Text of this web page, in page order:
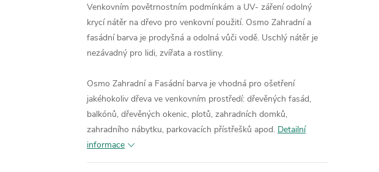
Venkovním povětrnostním podmínkám a UV- záření odolný
krycí nátěr na dřevo pro venkovní použití. Osmo Zahradní a
fasádní barva je prodyšná a odolná vůči vodě. Uschlý nátěr je
nezávadný pro lidi, zvířata a rostliny.
Osmo Zahradní a Fasádní barva je vhodná pro ošetření
jakéhokoliv dřeva ve venkovním prostředí: dřevěných fasád,
balkónů, dřevěných okenic, plotů, zahradních domků,
zahradního nábytku, parkovacích přístřešků apod. Detailní
informace